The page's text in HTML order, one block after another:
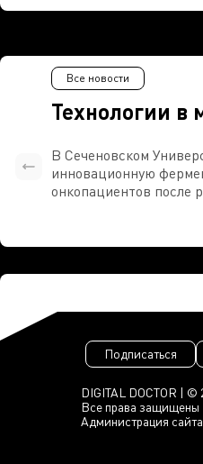
Технологии в
Все новости
В Сеченовском
инновационную
онкопациентов после
DIGITAL DOCTOR | ©
Все права защищены
Администрация
Подписаться